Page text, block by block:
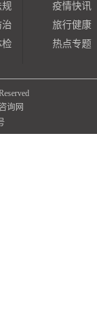
规
检
疫情快讯
旅行健康
热点专题
询网